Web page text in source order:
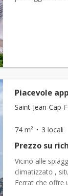
Piacevole
Saint-Jean-Cap-
74 m² 3 locali
Prezzo su
Vicino alle
climatizzato ,
Ferrat che offre